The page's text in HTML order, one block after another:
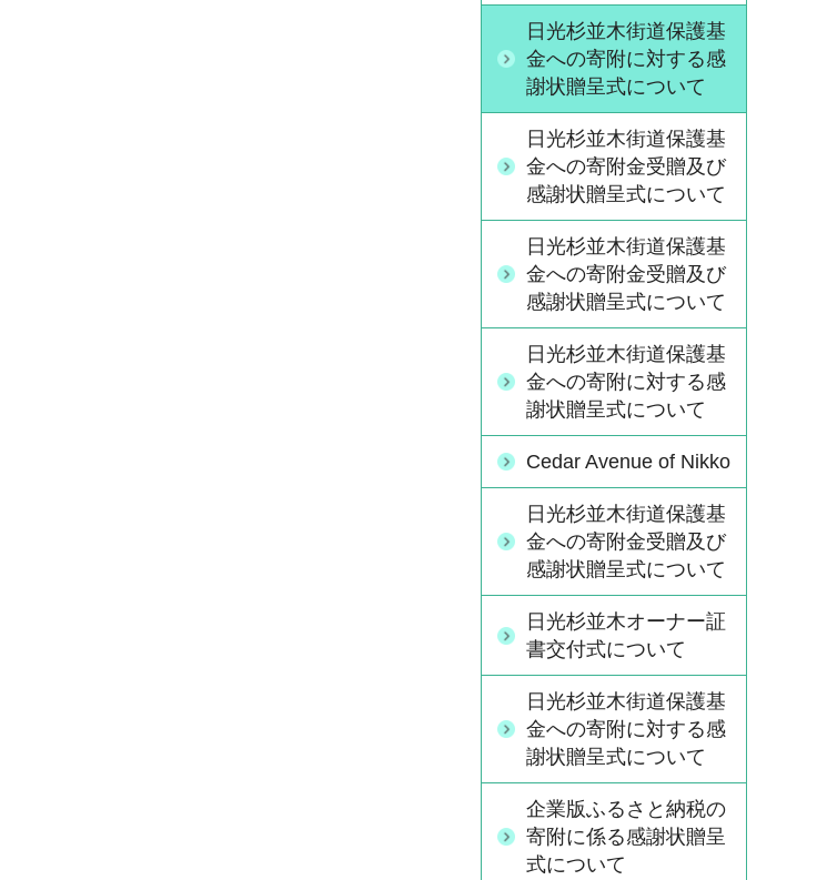
日光杉並木街道保護基
金への寄附に対する感
謝状贈呈式について
日光杉並木街道保護基
金への寄附金受贈及び
感謝状贈呈式について
日光杉並木街道保護基
金への寄附金受贈及び
感謝状贈呈式について
日光杉並木街道保護基
金への寄附に対する感
謝状贈呈式について
Cedar Avenue of Nikko
日光杉並木街道保護基
金への寄附金受贈及び
感謝状贈呈式について
日光杉並木オーナー証
書交付式について
日光杉並木街道保護基
金への寄附に対する感
謝状贈呈式について
企業版ふるさと納税の
寄附に係る感謝状贈呈
式について